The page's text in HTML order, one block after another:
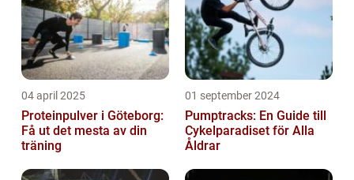
04 april 2025
Proteinpulver i Göteborg:
Få ut det mesta av din
träning
01 september 2024
Pumptracks: En Guide till
Cykelparadiset för Alla
Åldrar